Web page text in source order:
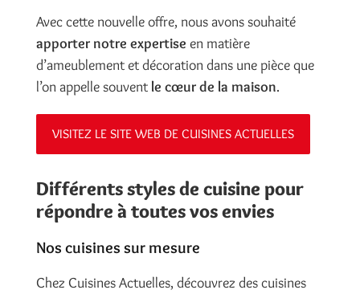
Avec cette nouvelle offre, nous avons souhaité
apporter notre expertise en matière
d’ameublement et décoration dans une pièce que
l’on appelle souvent le cœur de la maison.
VISITEZ LE SITE WEB DE CUISINES ACTUELLES
Différents styles de cuisine pour
répondre à toutes vos envies
Nos cuisines sur mesure
Chez Cuisines Actuelles, découvrez des cuisines